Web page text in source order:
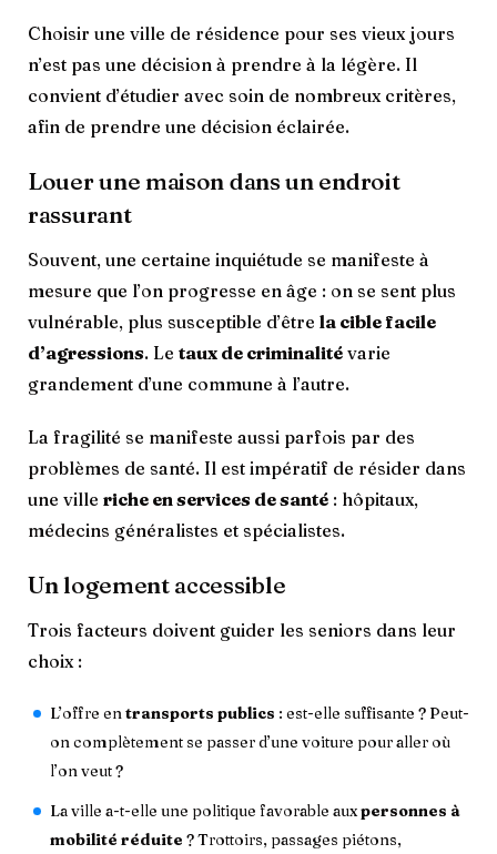
Choisir une ville de résidence pour ses vieux jours
n’est pas une décision à prendre à la légère. Il
convient d’étudier avec soin de nombreux critères,
afin de prendre une décision éclairée.
Louer une maison dans un endroit
rassurant
Souvent, une certaine inquiétude se manifeste à
mesure que l’on progresse en âge : on se sent plus
vulnérable, plus susceptible d’être la cible facile
d’agressions. Le taux de criminalité varie
grandement d’une commune à l’autre.
La fragilité se manifeste aussi parfois par des
problèmes de santé. Il est impératif de résider dans
une ville riche en services de santé : hôpitaux,
médecins généralistes et spécialistes.
Un logement accessible
Trois facteurs doivent guider les seniors dans leur
choix :
L’offre entransports publics : est-elle suffisante ? Peut-
on complètement se passer d’une voiture pour aller où
l’on veut ?
La ville a-t-elle une politique favorable auxpersonnes à
mobilité réduite ? Trottoirs, passages piétons,